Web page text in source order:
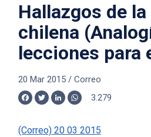
Hallazgos de la
chilena
lecciones para
20 Mar 2015/ Correo
Facebook
TwitterLinkedInWhatsApp
3.279
(Correo) 20 03 2015